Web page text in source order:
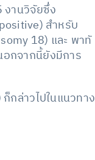
งานวิจัยซึ่ง
สำหรับ
18) และ พาทั
กจากนี้ยังมีการ
ก็กล่าวไปในแนวทาง